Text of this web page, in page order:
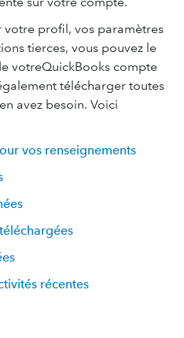
votre profil, vos paramètres
tierces, vous pouvez le
votreQuickBooks compte
télécharger toutes
avez besoin. Voici
vos renseignements
récentes